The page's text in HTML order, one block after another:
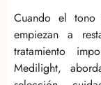
Cuando el
empiezan a
tratamiento
Medilight,